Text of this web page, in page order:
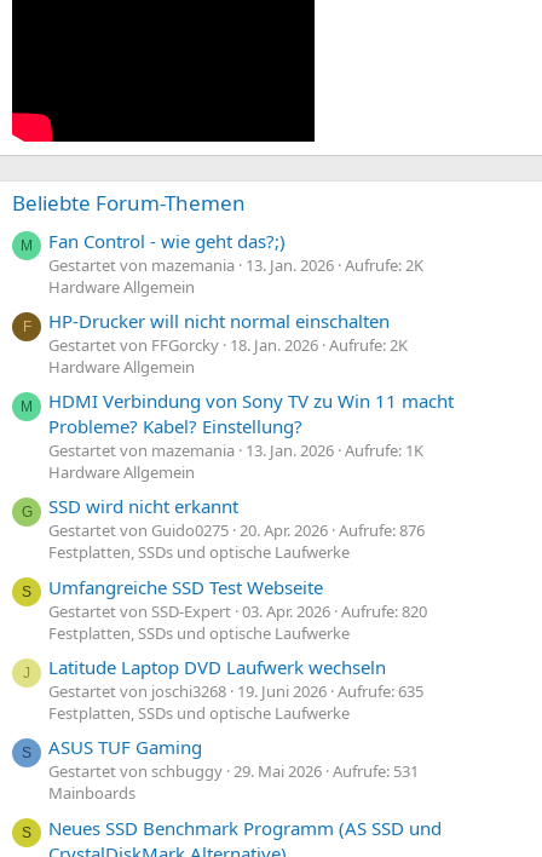
Beliebte Forum-Themen
M Fan Control - wie geht das?;)
Gestartet von mazemania 13. Jan. 2026 Aufrufe: 2K
Hardware Allgemein
F HP-Drucker will nicht normal einschalten
Gestartet von FFGorcky 18. Jan. 2026 Aufrufe: 2K
Hardware Allgemein
M
HDMI Verbindung von Sony TV zu Win 11 macht
Probleme? Kabel? Einstellung?
Gestartet von mazemania 13. Jan. 2026 Aufrufe: 1K
Hardware Allgemein
G SSD wird nicht erkannt
Gestartet von Guido0275 20. Apr. 2026 Aufrufe: 876
Festplatten, SSDs und optische Laufwerke
S Umfangreiche SSD Test Webseite
Gestartet von SSD-Expert 03. Apr. 2026 Aufrufe: 820
Festplatten, SSDs und optische Laufwerke
J Latitude Laptop DVD Laufwerk wechseln
Gestartet von joschi3268 19. Juni 2026 Aufrufe: 635
Festplatten, SSDs und optische Laufwerke
S ASUS TUF Gaming
Gestartet von schbuggy 29. Mai 2026 Aufrufe: 531
Mainboards
S
Neues SSD Benchmark Programm (AS SSD und